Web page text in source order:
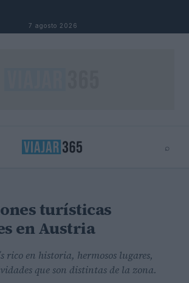
7 agosto 2026
⌕
turísticas
en Austria
rico en historia, hermosos lugares,
que son distintas de la zona.